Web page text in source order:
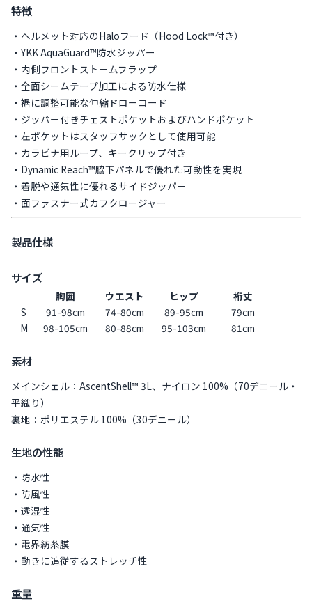
特徴
・ヘルメット対応のHaloフード（Hood Lock™付き）
・YKK AquaGuard™防水ジッパー
・内側フロントストームフラップ
・全面シームテープ加工による防水仕様
・裾に調整可能な伸縮ドローコード
・ジッパー付きチェストポケットおよびハンドポケット
・左ポケットはスタッフサックとして使用可能
・カラビナ用ループ、キークリップ付き
・Dynamic Reach™脇下パネルで優れた可動性を実現
・着脱や通気性に優れるサイドジッパー
・面ファスナー式カフクロージャー
製品仕様
サイズ
胸囲 ウエスト ヒップ
裄丈
S
91-98cm 74-80cm 89-95cm
79cm
M
98-105cm 80-88cm 95-103cm 81cm
素材
メインシェル：AscentShell™ 3L、ナイロン 100%（70デニール・
平織り）
裏地：ポリエステル 100%（30デニール）
生地の性能
・防水性
・防風性
・透湿性
・通気性
・電界紡糸膜
・動きに追従するストレッチ性
重量